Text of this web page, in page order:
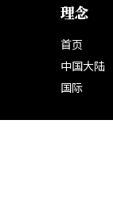
理念
首页
中国大陆
国际